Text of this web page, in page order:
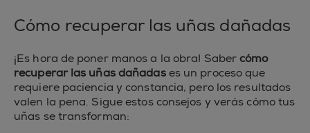
Cómo recuperar las uñas dañadas
¡Es hora de poner manos a la obra! Sabercómo
recuperar las uñas dañadases un proceso que
requiere paciencia y constancia, pero los resultados
valen la pena. Sigue estos consejos y verás cómo tus
uñas se transforman: